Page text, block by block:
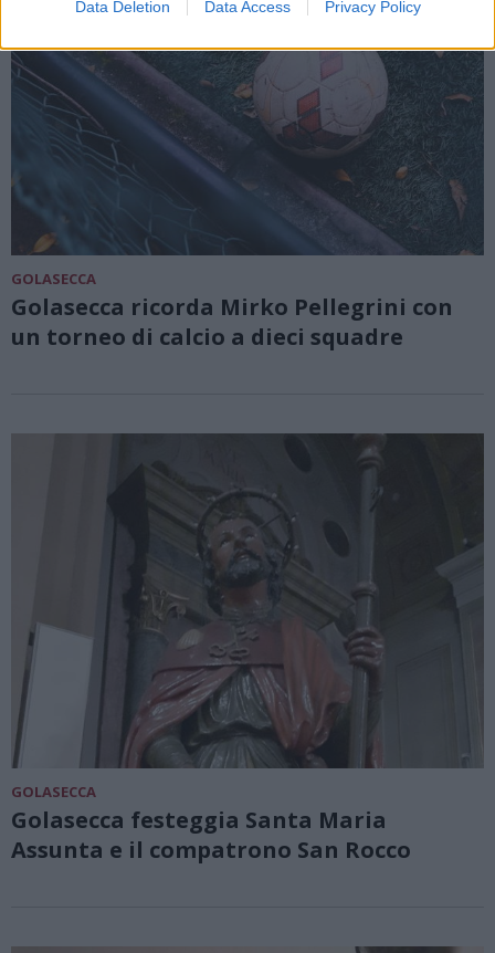
Data Deletion Data Access Privacy Policy
GOLASECCA
Golasecca ricorda Mirko Pellegrini con
un torneo di calcio a dieci squadre
GOLASECCA
Golasecca festeggia Santa Maria
Assunta e il compatrono San Rocco